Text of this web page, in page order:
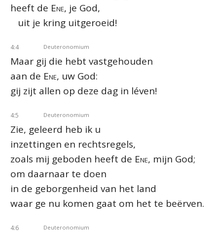
heeft de Ene, je God,
uit je kring uitgeroeid!
4:4 Deuteronomium
Maar gij die hebt vastgehouden
aan de Ene, uw God:
gij zijt allen op deze dag in léven!
4:5 Deuteronomium
Zie, geleerd heb ik u
inzettingen en rechtsregels,
zoals mij geboden heeft de Ene, mijn God;
om daarnaar te doen
in de geborgenheid van het land
waar ge nu komen gaat om het te beërven.
4:6 Deuteronomium